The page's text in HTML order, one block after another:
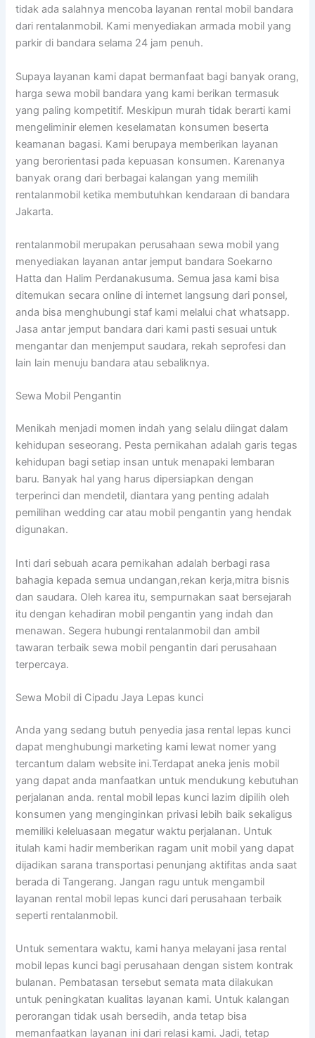
tidak ada salahnya mencoba layanan rental mobil bandara
dari rentalanmobil. Kami menyediakan armada mobil yang
parkir di bandara selama 24 jam penuh.
Supaya layanan kami dapat bermanfaat bagi banyak orang,
harga sewa mobil bandara yang kami berikan termasuk
yang paling kompetitif. Meskipun murah tidak berarti kami
mengeliminir elemen keselamatan konsumen beserta
keamanan bagasi. Kami berupaya memberikan layanan
yang berorientasi pada kepuasan konsumen. Karenanya
banyak orang dari berbagai kalangan yang memilih
rentalanmobil ketika membutuhkan kendaraan di bandara
Jakarta.
rentalanmobil merupakan perusahaan sewa mobil yang
menyediakan layanan antar jemput bandara Soekarno
Hatta dan Halim Perdanakusuma. Semua jasa kami bisa
ditemukan secara online di internet langsung dari ponsel,
anda bisa menghubungi staf kami melalui chat whatsapp.
Jasa antar jemput bandara dari kami pasti sesuai untuk
mengantar dan menjemput saudara, rekah seprofesi dan
lain lain menuju bandara atau sebaliknya.
Sewa Mobil Pengantin
Menikah menjadi momen indah yang selalu diingat dalam
kehidupan seseorang. Pesta pernikahan adalah garis tegas
kehidupan bagi setiap insan untuk menapaki lembaran
baru. Banyak hal yang harus dipersiapkan dengan
terperinci dan mendetil, diantara yang penting adalah
pemilihan wedding car atau mobil pengantin yang hendak
digunakan.
Inti dari sebuah acara pernikahan adalah berbagi rasa
bahagia kepada semua undangan,rekan kerja,mitra bisnis
dan saudara. Oleh karea itu, sempurnakan saat bersejarah
itu dengan kehadiran mobil pengantin yang indah dan
menawan. Segera hubungi rentalanmobil dan ambil
tawaran terbaik sewa mobil pengantin dari perusahaan
terpercaya.
Sewa Mobil di Cipadu Jaya Lepas kunci
Anda yang sedang butuh penyedia jasa rental lepas kunci
dapat menghubungi marketing kami lewat nomer yang
tercantum dalam website ini.Terdapat aneka jenis mobil
yang dapat anda manfaatkan untuk mendukung kebutuhan
perjalanan anda. rental mobil lepas kunci lazim dipilih oleh
konsumen yang menginginkan privasi lebih baik sekaligus
memiliki keleluasaan megatur waktu perjalanan. Untuk
itulah kami hadir memberikan ragam unit mobil yang dapat
dijadikan sarana transportasi penunjang aktifitas anda saat
berada di Tangerang. Jangan ragu untuk mengambil
layanan rental mobil lepas kunci dari perusahaan terbaik
seperti rentalanmobil.
Untuk sementara waktu, kami hanya melayani jasa rental
mobil lepas kunci bagi perusahaan dengan sistem kontrak
bulanan. Pembatasan tersebut semata mata dilakukan
untuk peningkatan kualitas layanan kami. Untuk kalangan
perorangan tidak usah bersedih, anda tetap bisa
memanfaatkan layanan ini dari relasi kami. Jadi, tetap